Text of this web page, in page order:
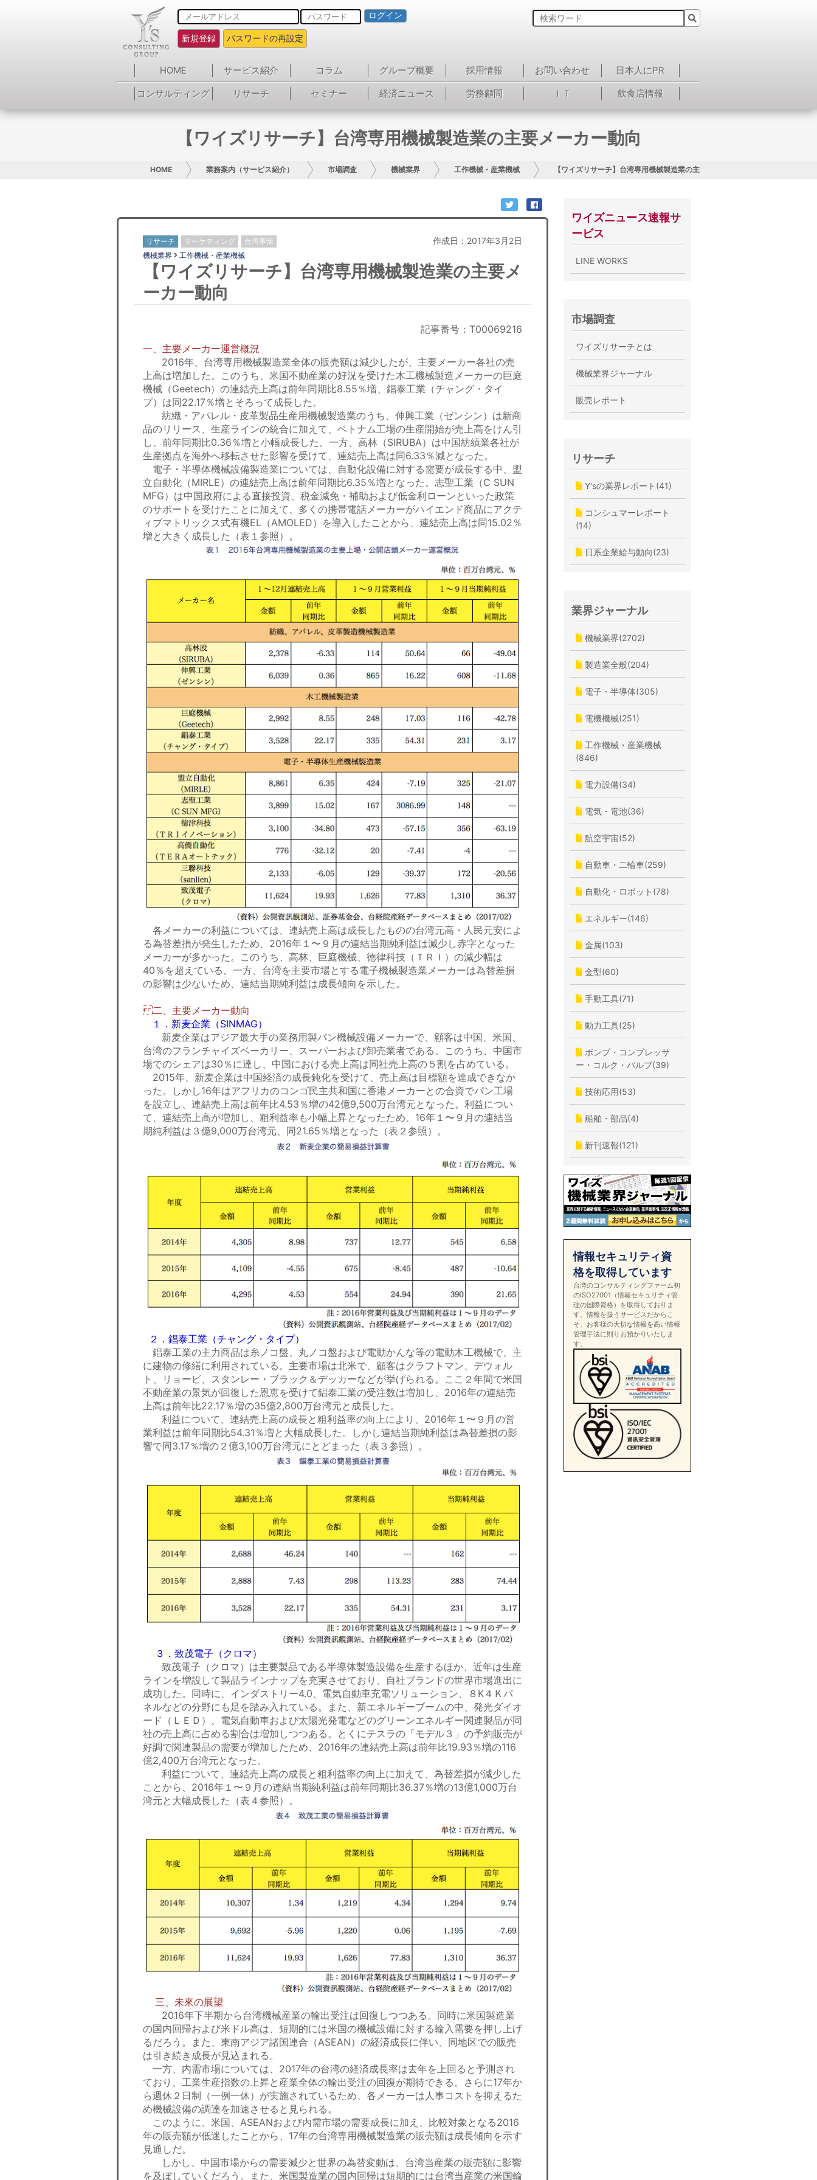
ログイン
新規登録 パスワードの再設定
HOME サービス紹介 コラム グループ概要 採用情報 お問い合わせ
日本人にPR
コンサルティング
リサーチ セミナー 経済ニュース 労務顧問 ＩＴ 飲食店情報
【ワイズリサーチ】台湾専用機械製造業の主要メーカー動向
HOME 業務案内（サービス紹介） 市場調査 機械業界 工作機械・産業機械 【ワイズリサーチ】台湾専用機械製造業の主要メーカー動向
リサーチ マーケティング 台湾事情 作成日：2017年3月2日
機械業界 工作機械・産業機械
【ワイズリサーチ】台湾専用機械製造業の主要メ
ーカー動向
記事番号：T00069216
一、主要メーカー運営概況
2016年、台湾専用機械製造業全体の販売額は減少したが、主要メーカー各社の売
上高は増加した。このうち、米国不動産業の好況を受けた木工機械製造メーカーの巨庭
機械（Geetech）の連結売上高は前年同期比8.55％増、錩泰工業（チャング・タイ
プ）は同22.17％増とそろって成長した。
紡織・アパレル・皮革製品生産用機械製造業のうち、伸興工業（ゼンシン）は新商
品のリリース、生産ラインの統合に加えて、ベトナム工場の生産開始が売上高をけん引
し、前年同期比0.36％増と小幅成長した。一方、高林（SIRUBA）は中国紡績業各社が
生産拠点を海外へ移転させた影響を受けて、連結売上高は同6.33％減となった。
電子・半導体機械設備製造業については、自動化設備に対する需要が成長する中、盟
立自動化（MIRLE）の連結売上高は前年同期比6.35％増となった。志聖工業（C SUN
MFG）は中国政府による直接投資、税金減免・補助および低金利ローンといった政策
のサポートを受けたことに加えて、多くの携帯電話メーカーがハイエンド商品にアクテ
ィブマトリックス式有機EL（AMOLED）を導入したことから、連結売上高は同15.02％
増と大きく成長した（表１参照）。
各メーカーの利益については、連結売上高は成長したものの台湾元高・人民元安によ
る為替差損が発生したため、2016年１〜９月の連結当期純利益は減少し赤字となった
メーカーが多かった。このうち、高林、巨庭機械、徳律科技（ＴＲＩ）の減少幅は
40％を超えている。一方、台湾を主要市場とする電子機械製造業メーカーは為替差損
の影響は少ないため、連結当期純利益は成長傾向を示した。
二、主要メーカー動向
１．新麦企業（SINMAG）
新麦企業はアジア最大手の業務用製パン機械設備メーカーで、顧客は中国、米国、
台湾のフランチャイズベーカリー、スーパーおよび卸売業者である。このうち、中国市
場でのシェアは30％に達し、中国における売上高は同社売上高の５割を占めている。
2015年、新麦企業は中国経済の成長鈍化を受けて、売上高は目標額を達成できなか
った。しかし16年はアフリカのコンゴ民主共和国に香港メーカーとの合資でパン工場
を設立し、連結売上高は前年比4.53％増の42億9,500万台湾元となった。利益につい
て、連結売上高が増加し、粗利益率も小幅上昇となったため、16年１〜９月の連結当
期純利益は３億9,000万台湾元、同21.65％増となった（表２参照）。
２．錩泰工業（チャング・タイプ）
錩泰工業の主力商品は糸ノコ盤、丸ノコ盤および電動かんな等の電動木工機械で、主
に建物の修繕に利用されている。主要市場は北米で、顧客はクラフトマン、デウォル
ト、リョービ、スタンレー・ブラック＆デッカーなどが挙げられる。ここ２年間で米国
不動産業の景気が回復した恩恵を受けて錩泰工業の受注数は増加し、2016年の連結売
上高は前年比22.17％増の35億2,800万台湾元と成長した。
利益について、連結売上高の成長と粗利益率の向上により、2016年１〜９月の営
業利益は前年同期比54.31％増と大幅成長した。しかし連結当期純利益は為替差損の影
響で同3.17％増の２億3,100万台湾元にとどまった（表３参照）。
３．致茂電子（クロマ）
致茂電子（クロマ）は主要製品である半導体製造設備を生産するほか、近年は生産
ラインを増設して製品ラインナップを充実させており、自社ブランドの世界市場進出に
成功した。同時に、インダストリー4.0、電気自動車充電ソリューション、８K４Ｋパ
ネルなどの分野にも足を踏み入れている。また、新エネルギーブームの中、発光ダイオ
ード（ＬＥＤ）、電気自動車および太陽光発電などのグリーンエネルギー関連製品が同
社の売上高に占める割合は増加しつつある。とくにテスラの「モデル３」の予約販売が
好調で関連製品の需要が増加したため、2016年の連結売上高は前年比19.93％増の116
億2,400万台湾元となった。
利益について、連結売上高の成長と粗利益率の向上に加えて、為替差損が減少した
ことから、2016年１〜９月の連結当期純利益は前年同期比36.37％増の13億1,000万台
湾元と大幅成長した（表４参照）。
三、未來の展望
2016年下半期から台湾機械産業の輸出受注は回復しつつある。同時に米国製造業
の国内回帰および米ドル高は、短期的には米国の機械設備に対する輸入需要を押し上げ
るだろう。また、東南アジア諸国連合（ASEAN）の経済成長に伴い、同地区での販売
は引き続き成長が見込まれる。
一方、内需市場については、2017年の台湾の経済成長率は去年を上回ると予測され
ており、工業生産指数の上昇と産業全体の輸出受注の回復が期待できる。さらに17年か
ら週休２日制（一例一休）が実施されているため、各メーカーは人事コストを抑えるた
め機械設備の調達を加速させると見られる。
このように、米国、ASEANおよび内需市場の需要成長に加え、比較対象となる2016
年の販売額が低迷したことから、17年の台湾専用機械製造業の販売額は成長傾向を示す
見通しだ。
しかし、中国市場からの需要減少と世界の為替変動は、台湾当産業の販売額に影響
を及ぼしていくだろう。また、米国製造業の国内回帰は短期的には台湾当産業の米国輸
ワイズニュース速報サ
ービス
LINE WORKS
市場調査
ワイズリサーチとは
機械業界ジャーナル
販売レポート
リサーチ
Y'sの業界レポート(41)
コンシュマーレポート
(14)
日系企業給与動向(23)
業界ジャーナル
機械業界(2702)
製造業全般(204)
電子・半導体(305)
電機機械(251)
工作機械・産業機械
(846)
電力設備(34)
電気・電池(36)
航空宇宙(52)
自動車・二輪車(259)
自動化・ロボット(78)
エネルギー(146)
金属(103)
金型(60)
手動工具(71)
動力工具(25)
ポンプ・コンプレッサ
ー・コルク・バルブ(39)
技術応用(53)
船舶・部品(4)
新刊速報(121)
情報セキュリティ資
格を取得しています
台湾のコンサルティングファーム初
のISO27001（情報セキュリティ管
理の国際資格）を取得しておりま
す。情報を扱うサービスだからこ
そ、お客様の大切な情報を高い情報
管理手法に則りお預かりいたしま
す。